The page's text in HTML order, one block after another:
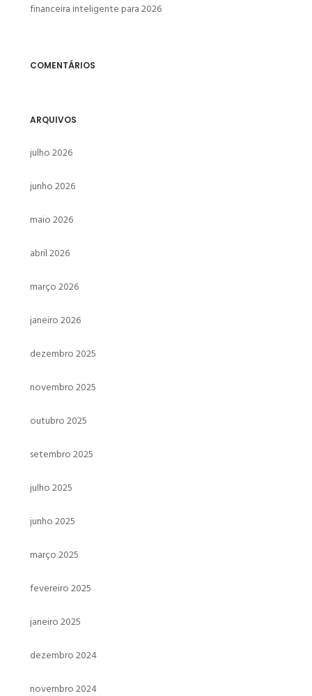
financeira inteligente para 2026
COMENTÁRIOS
ARQUIVOS
julho 2026
junho 2026
maio 2026
abril 2026
março 2026
janeiro 2026
dezembro 2025
novembro 2025
outubro 2025
setembro 2025
julho 2025
junho 2025
março 2025
fevereiro 2025
janeiro 2025
dezembro 2024
novembro 2024